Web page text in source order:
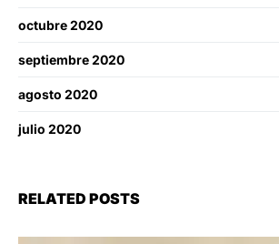
octubre 2020
septiembre 2020
agosto 2020
julio 2020
RELATED POSTS